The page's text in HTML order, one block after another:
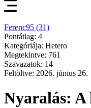
Ferenc95 (31)
Pontátlag: 4
Kategóriája: Hetero
Megtekintve: 761
Szavazatok: 14
Feltöltve: 2026. június 26.
Nyaralás: A